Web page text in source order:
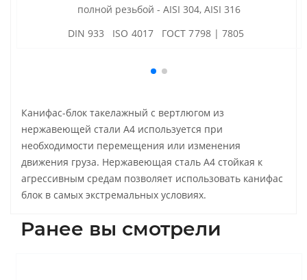
полной резьбой - AISI 304, AISI 316
DIN 933 ISO 4017 ГОСТ 7798 | 7805
Канифас-блок такелажный с вертлюгом из
нержавеющей стали А4 используется при
необходимости перемещения или изменения
движения груза. Нержавеющая сталь А4 стойкая к
агрессивным средам позволяет использовать канифас
блок в самых экстремальных условиях.
Ранее вы смотрели